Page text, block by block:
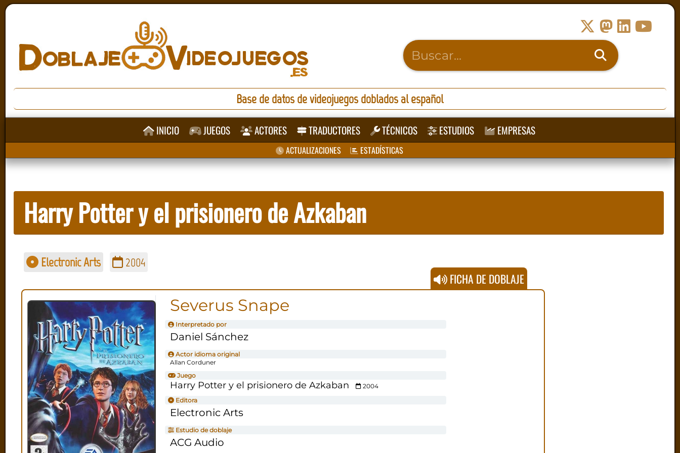
Base de datos de videojuegos doblados al español
INICIO JUEGOS ACTORES TRADUCTORES TÉCNICOS ESTUDIOS EMPRESAS
ACTUALIZACIONES ESTADÍSTICAS
Harry Potter y el prisionero de Azkaban
Electronic Arts 2004
FICHA DE DOBLAJE
Severus Snape
Interpretado por
Daniel Sánchez
Actor idioma original
Allan Corduner
Juego
Harry Potter y el prisionero de Azkaban
2004
Editora
Electronic Arts
Estudio de doblaje
ACG Audio